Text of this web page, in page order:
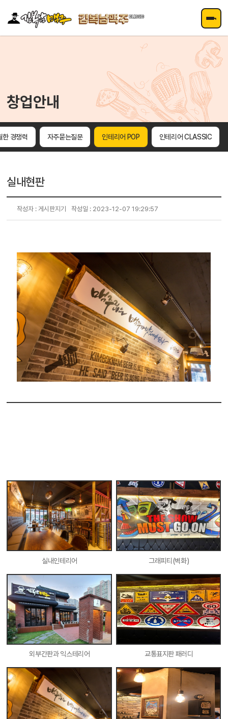
창업안내
한 경쟁력 자주묻는질문 인테리어 POP 인테리어 CLASSIC
실내현판
작성자 : 게시판지기 작성일 : 2023-12-07 19:29:57
실내인테리어 그래피티(벽화)
외부간판과 익스테리어 교통표지판 패러디